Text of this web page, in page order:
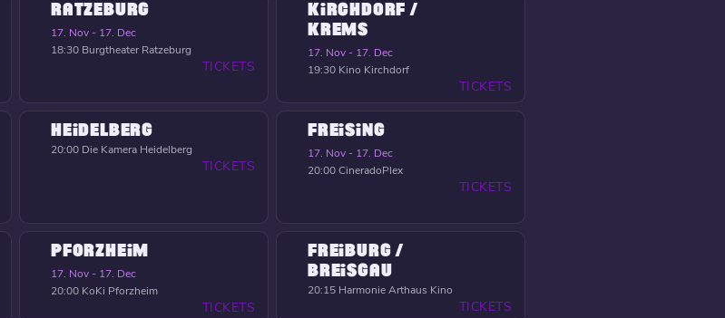
RATZEBURG
17. Nov - 17. Dec
18:30 Burgtheater Ratzeburg
TICKETS
KIRCHDORF /
KREMS
17. Nov - 17. Dec
19:30 Kino Kirchdorf
TICKETS
HEIDELBERG
20:00 Die Kamera Heidelberg
TICKETS
FREISING
17. Nov - 17. Dec
20:00CineradoPlex
TICKETS
PFORZHEIM
17. Nov - 17. Dec
20:00 KoKi Pforzheim
TICKETS
FREIBURG /
BREISGAU
20:15 Harmonie Arthaus Kino
TICKETS